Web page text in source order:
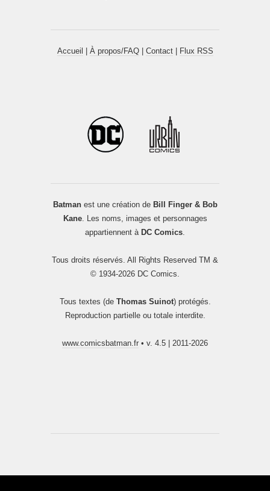
Accueil À propos/FAQ| Contact| Flux RSS
Batmanest une création de Bill Finger & Bob
Kane. Les noms, images et personnages
appartiennent à DC Comics.
Tous droits réservés. All Rights Reserved TM &
© 1934-2026 DC Comics.
Tous textes (de Thomas Suinot) protégés.
Reproduction partielle ou totale interdite.
www.comicsbatman.fr • v. 4.5 | 2011-2026